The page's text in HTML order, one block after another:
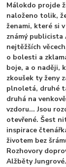
Málokdo projde
naloženo tolik,
ženami, které si
známý publicista
nejtěžších
o bolesti a
boje, a o naději,
zkoušek ty ženy
plnoletá, druhé
druhá na
vzdoru... Jsou
otevřené. Šest
inspirace
životem bez
Rozhovory
Alžběty Jungrové.